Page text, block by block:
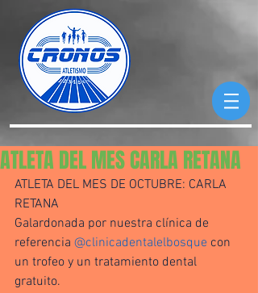
ATLETA DEL MES CARLA RETANA
ATLETA DEL MES DE OCTUBRE: CARLA
RETANA
Galardonada por nuestra clínica de
referencia @clinicadentalelbosque con
un trofeo y un tratamiento dental
gratuito.